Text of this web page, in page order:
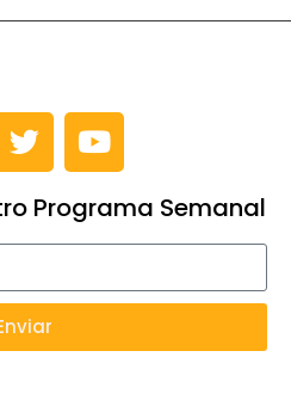
Programa Semanal